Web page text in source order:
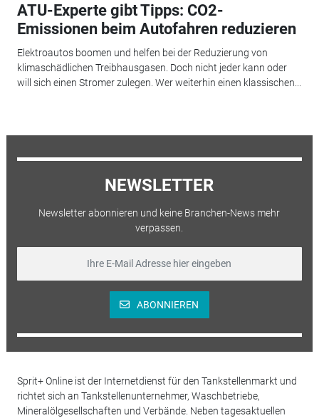
ATU-Experte gibt Tipps: CO2-
Emissionen beim Autofahren reduzieren
Elektroautos boomen und helfen bei der Reduzierung von
klimaschädlichen Treibhausgasen. Doch nicht jeder kann oder
will sich einen Stromer zulegen. Wer weiterhin einen klassischen...
NEWSLETTER
Newsletter abonnieren und keine Branchen-News mehr
verpassen.
ABONNIEREN
Sprit+ Online ist der Internetdienst für den Tankstellenmarkt und
richtet sich an Tankstellenunternehmer, Waschbetriebe,
Mineralölgesellschaften und Verbände. Neben tagesaktuellen